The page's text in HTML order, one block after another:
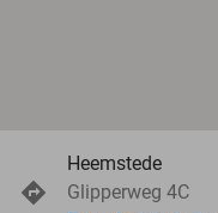
Heemstede
Glipperweg 4C